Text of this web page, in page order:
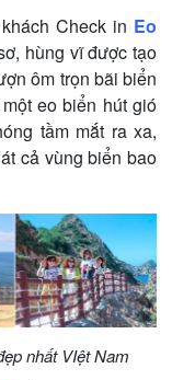
Check in Eo
hùng vĩ được tạo
ôm trọn bãi biển
eo biển hút gió
tầm mắt ra xa,
cả vùng biển bao
nhất VIệt Nam